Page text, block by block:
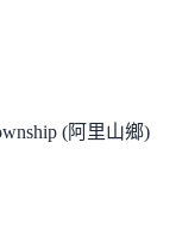
(阿里山鄉)